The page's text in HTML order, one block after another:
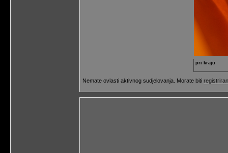
pri kraju
Nemate ovlasti aktivnog sudjelovanja. Morate biti